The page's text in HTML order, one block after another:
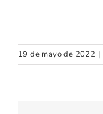
19 de mayo de 2022 |